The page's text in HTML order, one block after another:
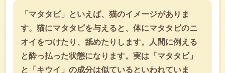
「マタタビ」といえば、猫のイメージがありま
す。猫にマタタビを与えると、体にマタタビのニ
オイをつけたり、舐めたりします。人間に例える
と酔っ払った状態になります。実は「マタタビ」
と「キウイ」の成分は似ているといわれていま